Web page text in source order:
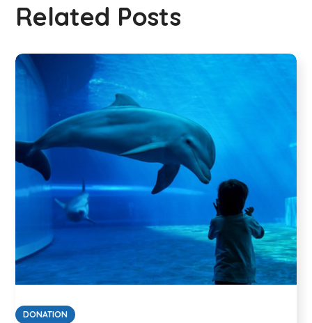
Related Posts
DONATION